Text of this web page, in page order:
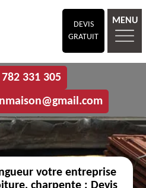
DEVIS
GRATUIT
MENU
331 305
votre entreprise
charpente : Devis